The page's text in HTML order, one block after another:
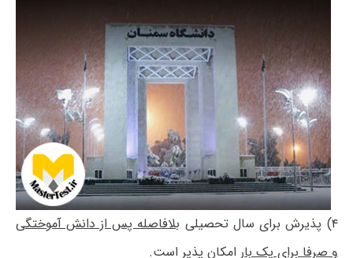
۴) پذیرش برای سال تحصیلی
بلافاصله پس از دانش آموختگی
و صرفا برای یک بار امکان پذیر است.